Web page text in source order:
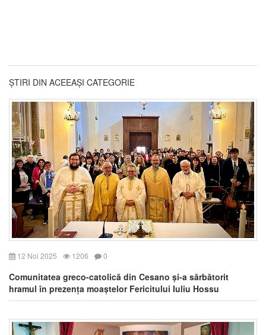
ȘTIRI DIN ACEEAȘI CATEGORIE
12 Noi 2025 1206 0
Comunitatea greco-catolică din Cesano și-a sărbătorit
hramul în prezența moaștelor Fericitului Iuliu Hossu